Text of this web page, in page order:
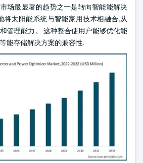
市场最显著的趋势之一是转向智能能解决
将太阳能系统与智能家用技术相融合,从
管理能力。 这种整合使用户能够优化能
能存储解决方案的兼容性.